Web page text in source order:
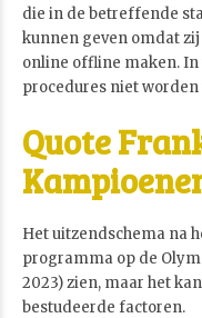
die in de betreffende
kunnen geven omdat
online offline maken. In
procedures niet worden
Quote
Het uitzendschema na
programma op de
2023) zien, maar het
bestudeerde factoren.